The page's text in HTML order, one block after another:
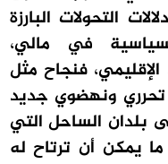
التحولات البارزة
في مالي،
الإقليمي، فنجاح مثل
تحرري ونهضوي جديد
بلدان الساحل التي
يمكن أن ترتاح له